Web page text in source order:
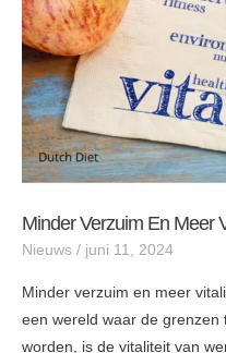
Minder Verzuim En Meer
Nieuws / juni 11, 2024
Minder verzuim en meer
een wereld waar de
worden, is de vitaliteit van
bravo-
effect!